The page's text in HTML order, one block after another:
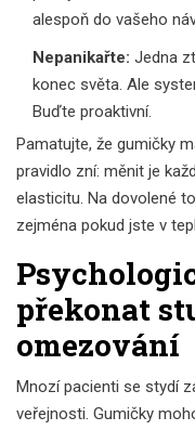
alespoň do vašeho
Nepanikařte: Jedna
konec světa. Ale
Buďte proaktivní.
Pamatujte, že gumičky
pravidlo zní: měnit je
elasticitu. Na dovolené
zejména pokud jste v
překonat
omezování
Mnozí pacienti se stydí
veřejnosti. Gumičky